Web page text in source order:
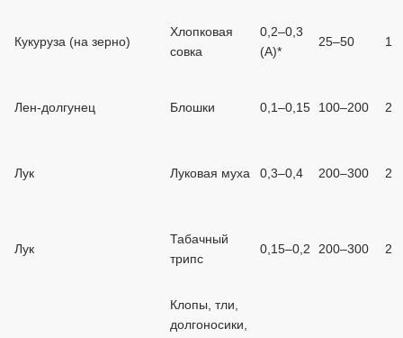
Кукуруза (на зерно)
Хлопковая
совка
0,2–0,3
(А)*
25–50 1
Лен-долгунец Блошки 0,1–0,15 100–200 2
Лук Луковая муха 0,3–0,4 200–300 2
Лук
Табачный
трипс
0,15–0,2 200–300 2
Клопы, тли,
долгоносики,